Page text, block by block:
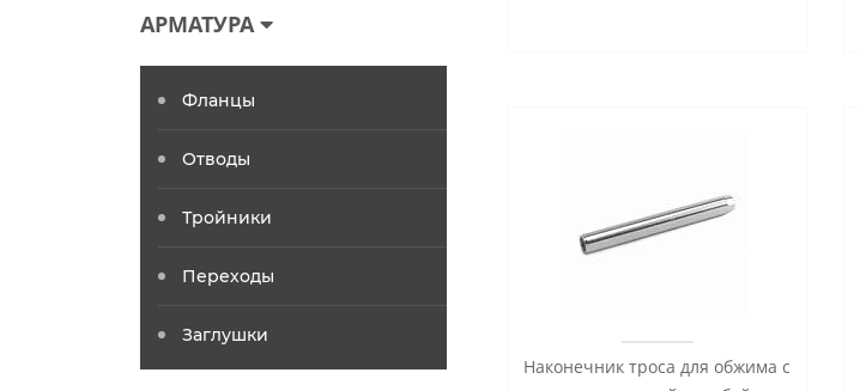
Наконечник троса для обжима с
АРМАТУРА
Фланцы
Отводы
Тройники
Переходы
Заглушки